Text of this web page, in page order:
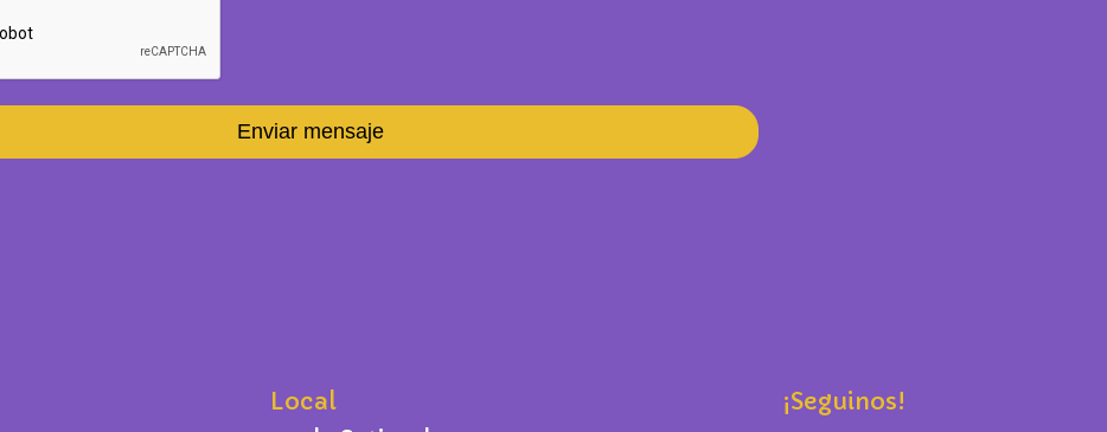
Enviar mensaje
Local
¡Seguinos!